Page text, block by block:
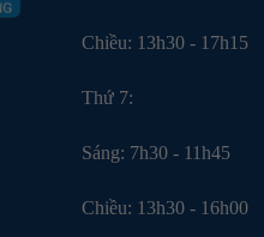
Chiều: 13h30 - 17h15
Thứ 7:
Sáng: 7h30 - 11h45
Chiều: 13h30 - 16h00